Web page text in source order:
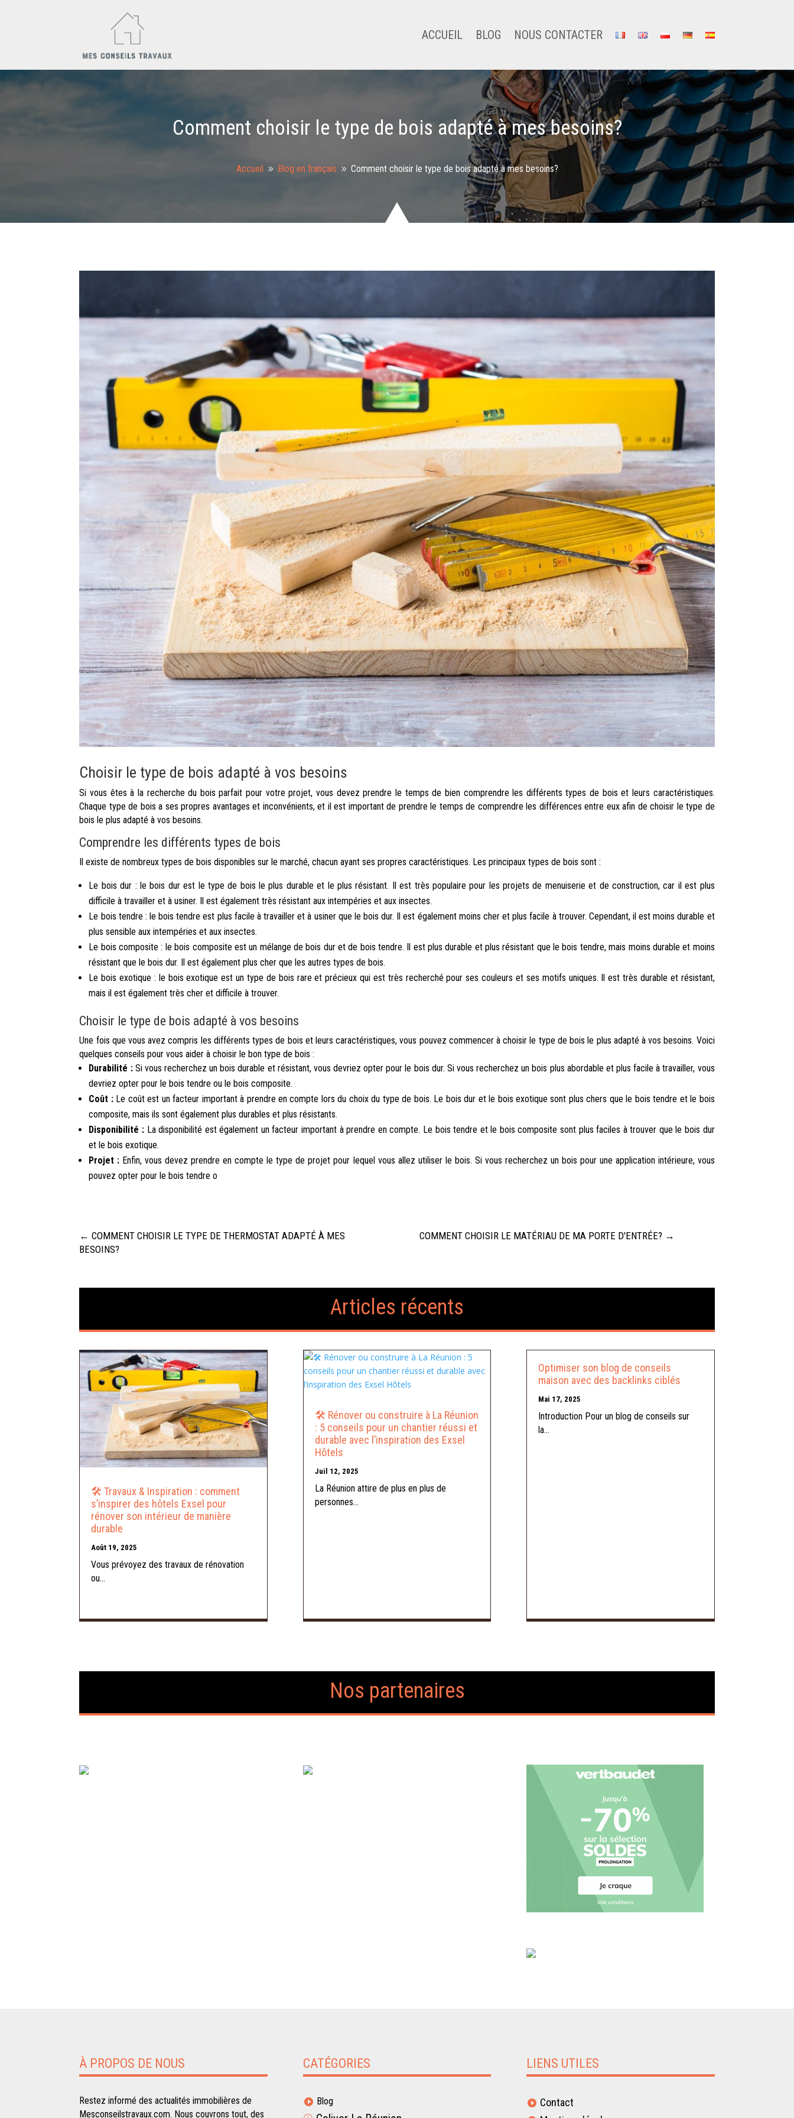
ACCUEIL BLOG NOUS CONTACTER
Comment choisir le type de bois adapté à mes besoins?
Accueil 9 Blog en français 9 Comment choisir le type de bois adapté à mes besoins?
Choisir le type de bois adapté à vos besoins
Si vous êtes à la recherche du bois parfait pour votre projet, vous devez prendre le temps de bien comprendre les différents types de bois et leurs caractéristiques.
Chaque type de bois a ses propres avantages et inconvénients, et il est important de prendre le temps de comprendre les différences entre eux afin de choisir le type de
bois le plus adapté à vos besoins.
Comprendre les différents types de bois
Il existe de nombreux types de bois disponibles sur le marché, chacun ayant ses propres caractéristiques. Les principaux types de bois sont :
Le bois dur : le bois dur est le type de bois le plus durable et le plus résistant. Il est très populaire pour les projets de menuiserie et de construction, car il est plus
difficile à travailler et à usiner. Il est également très résistant aux intempéries et aux insectes.
Le bois tendre : le bois tendre est plus facile à travailler et à usiner que le bois dur. Il est également moins cher et plus facile à trouver. Cependant, il est moins durable et
plus sensible aux intempéries et aux insectes.
Le bois composite : le bois composite est un mélange de bois dur et de bois tendre. Il est plus durable et plus résistant que le bois tendre, mais moins durable et moins
résistant que le bois dur. Il est également plus cher que les autres types de bois.
Le bois exotique : le bois exotique est un type de bois rare et précieux qui est très recherché pour ses couleurs et ses motifs uniques. Il est très durable et résistant,
mais il est également très cher et difficile à trouver.
Choisir le type de bois adapté à vos besoins
Une fois que vous avez compris les différents types de bois et leurs caractéristiques, vous pouvez commencer à choisir le type de bois le plus adapté à vos besoins. Voici
quelques conseils pour vous aider à choisir le bon type de bois :
Durabilité :Si vous recherchez un bois durable et résistant, vous devriez opter pour le bois dur. Si vous recherchez un bois plus abordable et plus facile à travailler, vous
devriez opter pour le bois tendre ou le bois composite.
Coût :Le coût est un facteur important à prendre en compte lors du choix du type de bois. Le bois dur et le bois exotique sont plus chers que le bois tendre et le bois
composite, mais ils sont également plus durables et plus résistants.
Disponibilité :La disponibilité est également un facteur important à prendre en compte. Le bois tendre et le bois composite sont plus faciles à trouver que le bois dur
et le bois exotique.
Projet : Enfin, vous devez prendre en compte le type de projet pour lequel vous allez utiliser le bois. Si vous recherchez un bois pour une application intérieure, vous
pouvez opter pour le bois tendre o
←COMMENT CHOISIR LE TYPE DE THERMOSTAT ADAPTÉ À MES
BESOINS?
COMMENT CHOISIR LE MATÉRIAU DE MA PORTE D'ENTRÉE? →
Articles récents
🛠️ Travaux & Inspiration : comment
s’inspirer des hôtels Exsel pour
rénover son intérieur de manière
durable
Août 19, 2025
Vous prévoyez des travaux de rénovation
ou...
🛠️ Rénover ou construire à La Réunion
: 5 conseils pour un chantier réussi et
durable avec l’inspiration des Exsel
Hôtels
Juil 12, 2025
La Réunion attire de plus en plus de
personnes...
Optimiser son blog de conseils
maison avec des backlinks ciblés
Mai 17, 2025
Introduction Pour un blog de conseils sur
la...
Nos partenaires
À PROPOS DE NOUS
Restez informé des actualités immobilières de
Mesconseilstravaux.com. Nous couvrons tout, des
CATÉGORIES
 Blog
LIENS UTILES
 Contact